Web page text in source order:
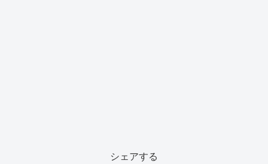
シェアする